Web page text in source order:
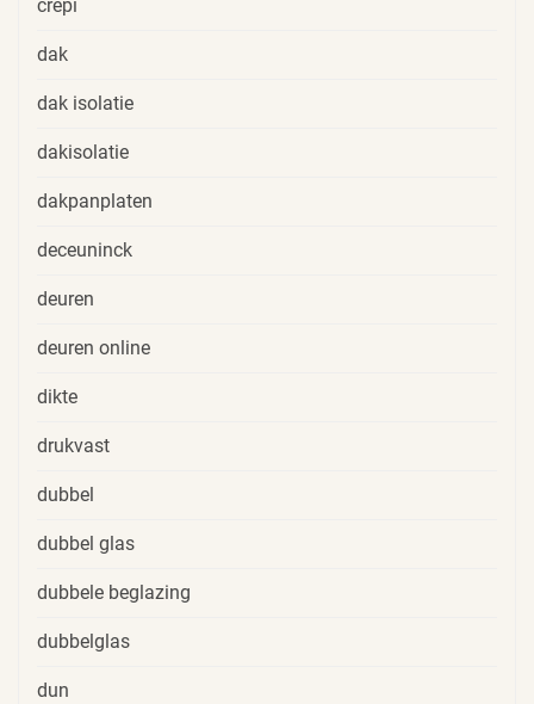
crepi
dak
dak isolatie
dakisolatie
dakpanplaten
deceuninck
deuren
deuren online
dikte
drukvast
dubbel
dubbel glas
dubbele beglazing
dubbelglas
dun